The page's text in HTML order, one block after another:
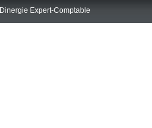
Dinergie Expert-Comptable